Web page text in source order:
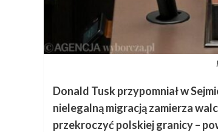
Donald Tusk przypomniał w
nielegalną migracją zamierza
przekroczyć polskiej granicy –